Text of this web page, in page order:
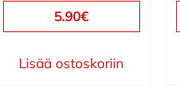
5.90€
Lisää ostoskoriin